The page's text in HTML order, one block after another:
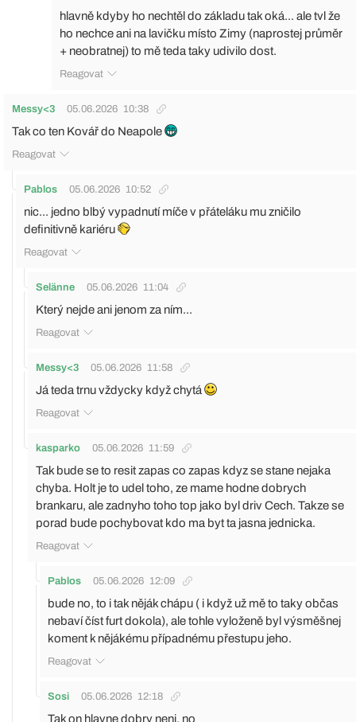
hlavně kdyby ho nechtěl do základu tak oká... ale tvl že
ho nechce ani na lavičku místo Zimy (naprostej průměr
+ neobratnej) to mě teda taky udivilo dost.
Reagovat
Messy<3 05.06.2026 10:38
Tak co ten Kovář do Neapole
Reagovat
Pablos 05.06.2026 10:52
nic... jedno blbý vypadnutí míče v přáteláku mu zničilo
definitivně kariéru
Reagovat
Selänne 05.06.2026 11:04
Který nejde ani jenom za ním...
Reagovat
Messy<3 05.06.2026 11:58
Já teda trnu vždycky když chytá
Reagovat
kasparko 05.06.2026 11:59
Tak bude se to resit zapas co zapas kdyz se stane nejaka
chyba. Holt je to udel toho, ze mame hodne dobrych
brankaru, ale zadnyho toho top jako byl driv Cech. Takze se
porad bude pochybovat kdo ma byt ta jasna jednicka.
Reagovat
Pablos 05.06.2026 12:09
bude no, to i tak něják chápu ( i když už mě to taky občas
nebaví číst furt dokola), ale tohle vyloženě byl výsměšnej
koment k nějákému případnému přestupu jeho.
Reagovat
Sosi 05.06.2026 12:18
Tak on hlavne dobry neni, no